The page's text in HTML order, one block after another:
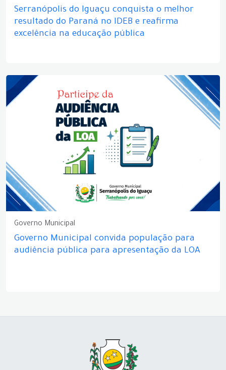
Serranópolis do Iguaçu conquista o melhor
resultado do Paraná no IDEB e reafirma
excelência na educação pública
Governo Municipal
Governo Municipal convida população para
audiência pública para apresentação da LOA